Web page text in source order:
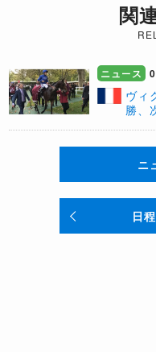
関
ニュース
ヴィ
勝、
ニ
日